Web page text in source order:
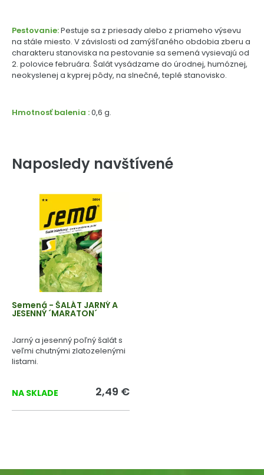
Pestovanie:Pestuje sa z priesady alebo z priameho výsevu
na stále miesto. V závislosti od zamýšľaného obdobia zberu a
charakteru stanoviska na pestovanie sa semená vysievajú od
2. polovice februára. Šalát vysádzame do úrodnej, humóznej,
neokyslenej a kyprej pôdy, na slnečné, teplé stanovisko.
Hmotnosť balenia :0,6 g.
Naposledy navštívené
Semená - ŠALÁT JARNÝ A
JESENNÝ ´MARATON´
Jarný a jesenný poľný šalát s
veľmi chutnými zlatozelenými
listami.
NA SKLADE 2,49 €